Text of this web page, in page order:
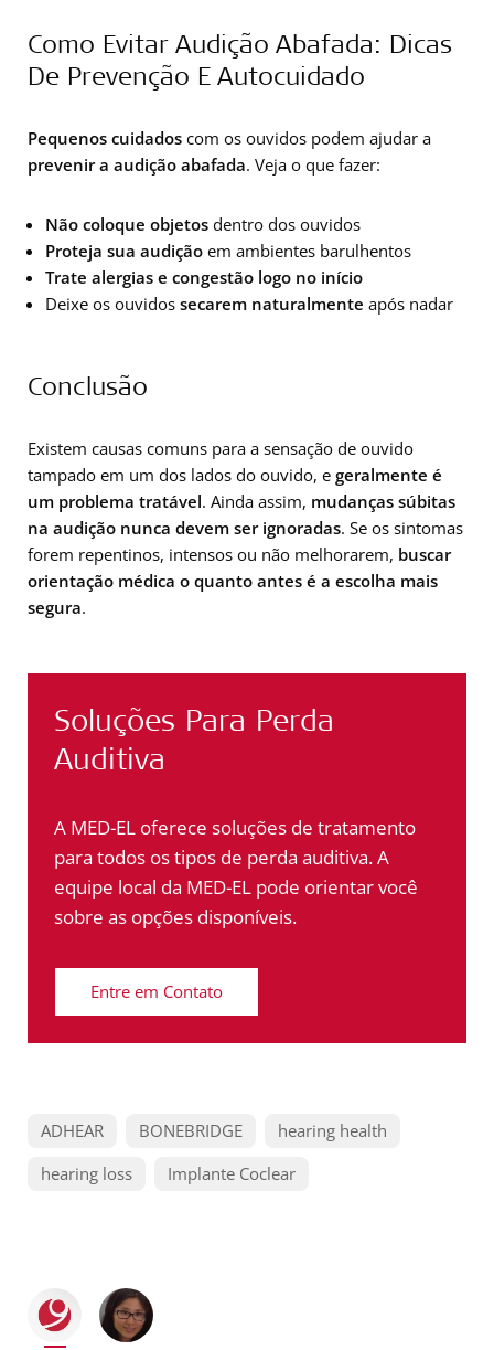
Como Evitar Audição Abafada: Dicas
De Prevenção E Autocuidado
Pequenos cuidados com os ouvidos podem ajudar a
prevenir a audição abafada. Veja o que fazer:
Não coloque objetos dentro dos ouvidos
Proteja sua audição em ambientes barulhentos
Trate alergias e congestão logo no início
Deixe os ouvidos secarem naturalmente após nadar
Conclusão
Existem causas comuns para a sensação de ouvido
tampado em um dos lados do ouvido, e geralmente é
um problema tratável. Ainda assim, mudanças súbitas
na audição nunca devem ser ignoradas. Se os sintomas
forem repentinos, intensos ou não melhorarem, buscar
orientação médica o quanto antes é a escolha mais
segura.
Soluções Para Perda
Auditiva
A MED-EL oferece soluções de tratamento
para todos os tipos de perda auditiva. A
equipe local da MED-EL pode orientar você
sobre as opções disponíveis.
Entre em Contato
ADHEAR BONEBRIDGE
hearing health
hearing loss
Implante Coclear